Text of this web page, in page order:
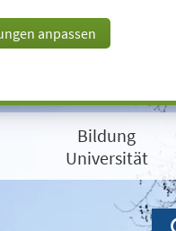
anpassen
Bildung
Universität